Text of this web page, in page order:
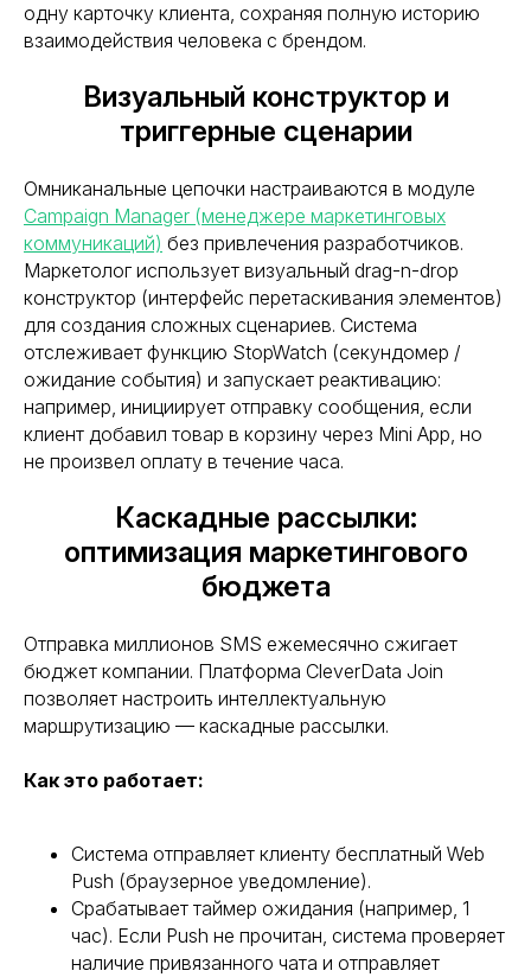
одну карточку клиента, сохраняя полную историю
взаимодействия человека с брендом.
Визуальный конструктор и
триггерные сценарии
Омниканальные цепочки настраиваются в модуле
Campaign Manager (менеджере маркетинговых
коммуникаций) без привлечения разработчиков.
Маркетолог использует визуальный drag-n-drop
конструктор (интерфейс перетаскивания элементов)
для создания сложных сценариев. Система
отслеживает функцию StopWatch (секундомер /
ожидание события) и запускает реактивацию:
например, инициирует отправку сообщения, если
клиент добавил товар в корзину через Mini App, но
не произвел оплату в течение часа.
Каскадные рассылки:
оптимизация маркетингового
бюджета
Отправка миллионов SMS ежемесячно сжигает
бюджет компании. Платформа CleverData Join
позволяет настроить интеллектуальную
маршрутизацию — каскадные рассылки.
Как это работает:
Система отправляет клиенту бесплатный Web
Push (браузерное уведомление).
Срабатывает таймер ожидания (например, 1
час). Если Push не прочитан, система проверяет
наличие привязанного чата и отправляет
Пишите! Проведем консультацию и
расскажем какие кейсы можно внедрить
в ваш бизнес!
Нажимая кнопку "Запросить", я даю
ознакомлен (а) с
конфиденциальности
Нажимая кнопку "Запросить", я даюсогласие
на получение рассылки рекламно-
информационных материалов
Запросить